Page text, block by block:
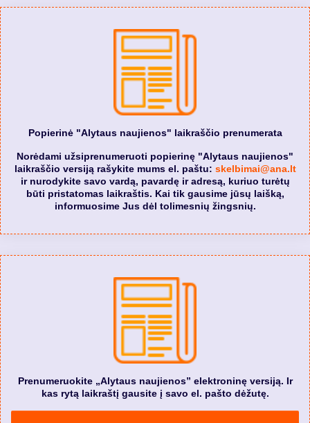
Popierinė "Alytaus naujienos" laikraščio prenumerata
Norėdami užsiprenumeruoti popierinę "Alytaus naujienos"
laikraščio versiją rašykite mums el. paštu: skelbimai@ana.lt
ir nurodykite savo vardą, pavardę ir adresą, kuriuo turėtų
būti pristatomas laikraštis. Kai tik gausime jūsų laišką,
informuosime Jus dėl tolimesnių žingsnių.
Prenumeruokite „Alytaus naujienos” elektroninę versiją. Ir
kas rytą laikraštį gausite į savo el. pašto dėžutę.